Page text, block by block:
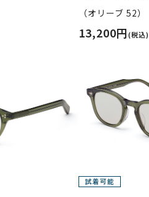
（オリーブ 52）
13,200円(税込)